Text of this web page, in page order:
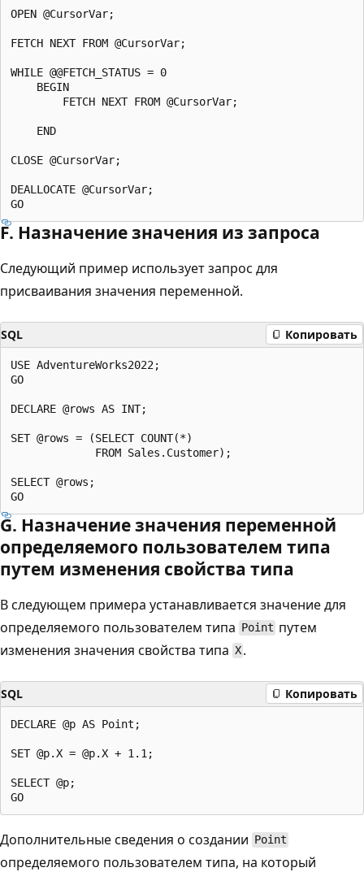
OPEN @CursorVar;
FETCH NEXT FROM @CursorVar;
WHILE @@FETCH_STATUS = 0
    BEGIN
        FETCH NEXT FROM @CursorVar;
    END
CLOSE @CursorVar;
DEALLOCATE @CursorVar;
F. Назначение значения из запроса
Следующий пример использует запрос для
присваивания значения переменной.
SQL Копировать
USE AdventureWorks2022;
GO
DECLARE @rows AS INT;
SET @rows = (SELECT COUNT(*)
             FROM Sales.Customer);
SELECT @rows;
G. Назначение значения переменной
определяемого пользователем типа
путем изменения свойства типа
В следующем примера устанавливается значение для
определяемого пользователем типа Point путем
изменения значения свойства типа X .
SQL Копировать
DECLARE @p AS Point;
SET @p.X = @p.X + 1.1;
SELECT @p;
Дополнительные сведения о создании Point
определяемого пользователем типа, на который